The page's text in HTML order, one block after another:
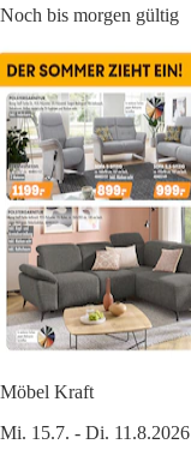
Noch bis morgen gültig
Möbel Kraft
Mi. 15.7. - Di. 11.8.2026